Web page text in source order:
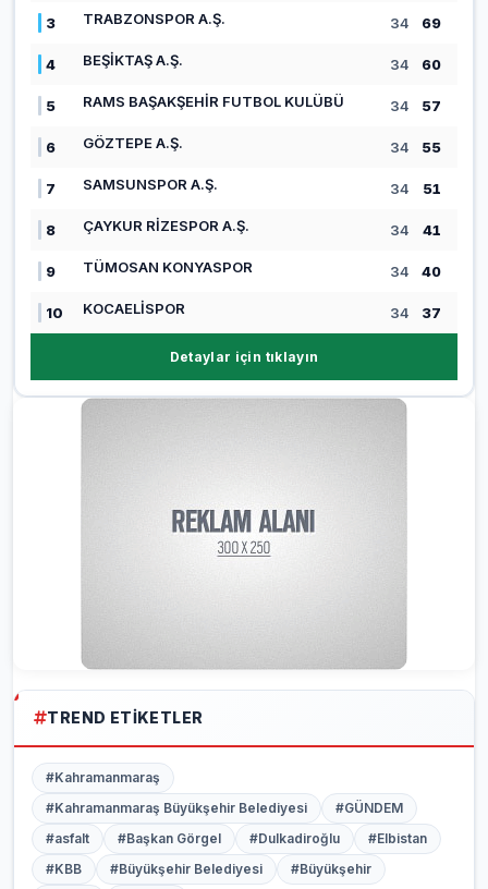
3 TRABZONSPOR A.Ş. 34 69
4 BEŞİKTAŞ A.Ş. 34 60
5 RAMS BAŞAKŞEHİR FUTBOL KULÜBÜ 34 57
6 GÖZTEPE A.Ş. 34 55
7 SAMSUNSPOR A.Ş. 34 51
8 ÇAYKUR RİZESPOR A.Ş. 34 41
9 TÜMOSAN KONYASPOR 34 40
10 KOCAELİSPOR 34 37
Detaylar için tıklayın
TREND ETIKETLER
#Kahramanmaraş
#Kahramanmaraş Büyükşehir Belediyesi
#GÜNDEM
#asfalt
#Başkan Görgel #Dulkadiroğlu
#Elbistan
#KBB
#Büyükşehir Belediyesi
#Büyükşehir